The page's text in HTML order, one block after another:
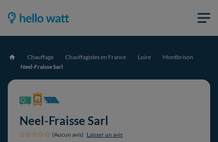
Accueil Chauffage Chauffagistes en France Loire
Montbrison
Neel-Fraisse Sarl
Neel-Fraisse Sarl
(Aucun avis) Laisser un avis